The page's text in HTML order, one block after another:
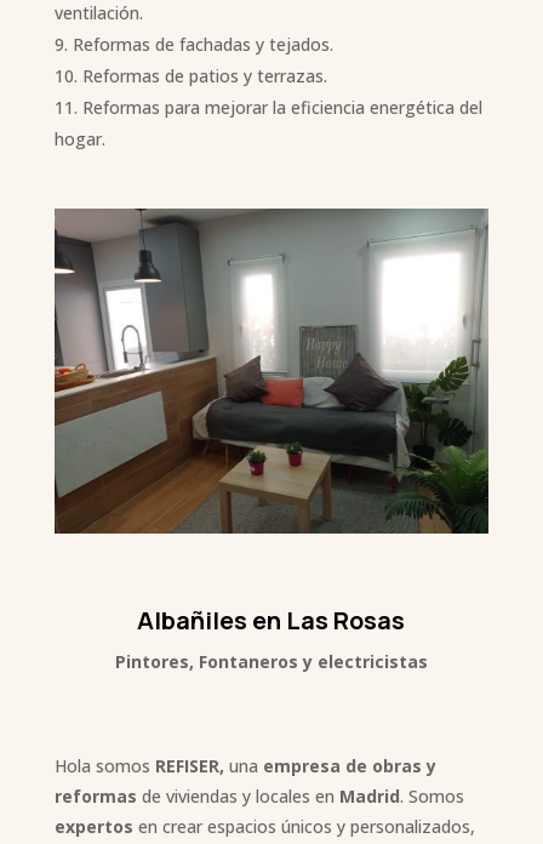
ventilación.
Reformas de fachadas y tejados.
Reformas de patios y terrazas.
Reformas para mejorar la eficiencia energética del
hogar.
Albañiles en Las Rosas
Pintores, Fontaneros y electricistas
Hola somos REFISER, una empresa de obras y
reformas de viviendas y locales en Madrid. Somos
expertos en crear espacios únicos y personalizados,